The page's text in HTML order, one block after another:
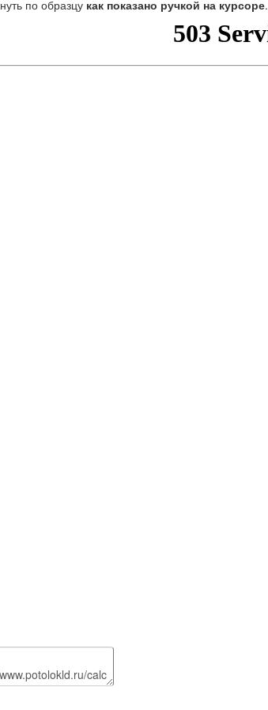
по образцу как показано ручкой на курсоре.